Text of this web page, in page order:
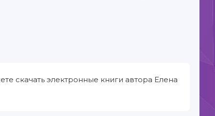
скачать электронные книги автора Елена